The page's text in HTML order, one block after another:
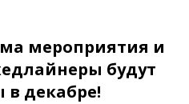
мероприятия и
будут
в декабре!